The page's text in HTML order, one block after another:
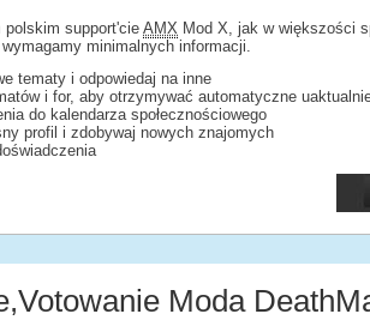
polskim support'cieAMX Mod X, jak w większości
minimalnych informacji.
tematy i odpowiedaj na inne
i for, aby otrzymywać automatyczne
do kalendarza społecznościowego
profil i zdobywaj nowych znajomych
Moda